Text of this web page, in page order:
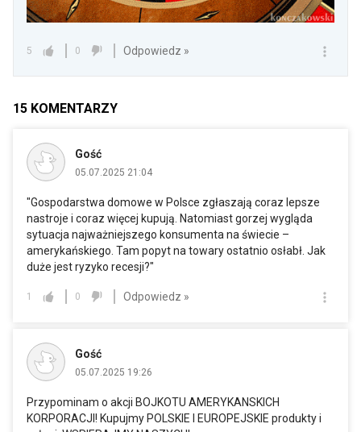
5 0 Odpowiedz »
15 KOMENTARZY
Gość
05.07.2025 21:04
"Gospodarstwa domowe w Polsce zgłaszają coraz lepsze
nastroje i coraz więcej kupują. Natomiast gorzej wygląda
sytuacja najważniejszego konsumenta na świecie –
amerykańskiego. Tam popyt na towary ostatnio osłabł. Jak
duże jest ryzyko recesji?"
1 0 Odpowiedz »
Gość
05.07.2025 19:26
Przypominam o akcji BOJKOTU AMERYKANSKICH
KORPORACJI! Kupujmy POLSKIE I EUROPEJSKIE produkty i